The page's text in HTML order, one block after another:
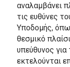
αναλαμβάνει
τις ευθύνες
Υποδομής,
θεσμικό
υπεύθυνος
εκτελούνται